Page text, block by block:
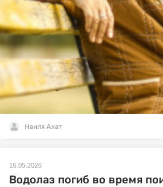
Наиля Ахат
16.05.2026
Водолаз погиб во время